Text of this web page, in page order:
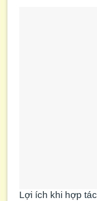
Lợi ích khi hợp